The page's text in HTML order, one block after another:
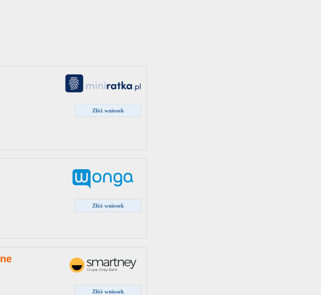
Złóż wniosek
Złóż wniosek
Złóż wniosek